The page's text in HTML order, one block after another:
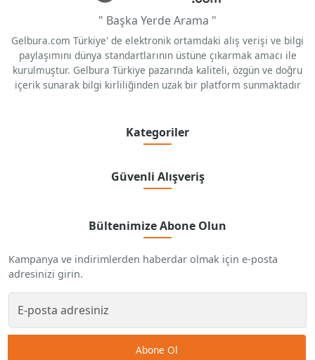
" Başka Yerde Arama "
Gelbura.com Türkiye' de elektronik ortamdaki alış verişi ve bilgi
paylaşımını dünya standartlarının üstüne çıkarmak amacı ile
kurulmuştur. Gelbura Türkiye pazarında kaliteli, özgün ve doğru
içerik sunarak bilgi kirliliğinden uzak bir platform sunmaktadır
Kategoriler
Güvenli Alışveriş
Bültenimize Abone Olun
Kampanya ve indirimlerden haberdar olmak için e-posta
adresinizi girin.
Abone Ol